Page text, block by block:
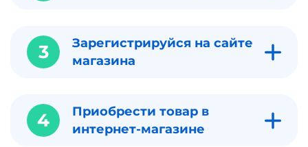
3
Зарегистрируйся на сайте
магазина
4
Приобрести товар в
интернет-магазине